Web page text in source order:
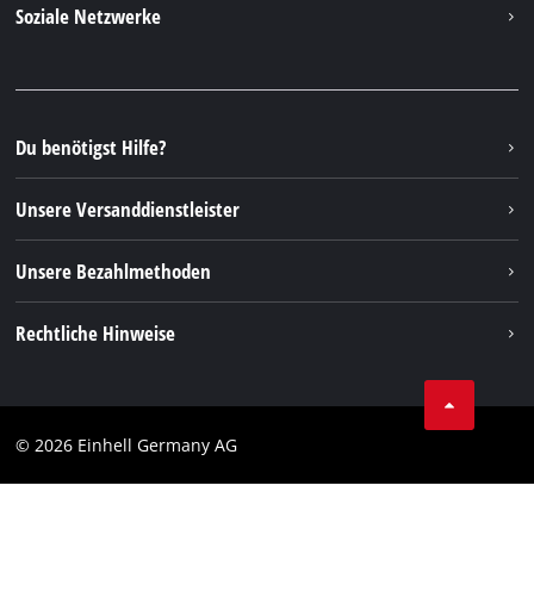
Nachhaltigkeit
FAQs
Rücksendungen / Widerruf
Verpackungsrichtlinien
Hinweise zur Batterieentsorgung
Vertrag widerrufen
Soziale Netzwerke
Instagram
TikTok
Pinterest
Linkedin
Du benötigst Hilfe?
Unsere Versanddienstleister
Unsere Bezahlmethoden
Rechtliche Hinweise
Impressum
© 2026 Einhell Germany AG